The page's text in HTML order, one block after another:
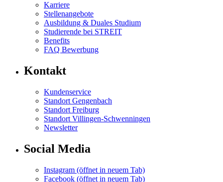
Karriere
Stellenangebote
Ausbildung & Duales Studium
Studierende bei STREIT
Benefits
FAQ Bewerbung
Kontakt
Kundenservice
Standort Gengenbach
Standort Freiburg
Standort Villingen-Schwenningen
Newsletter
Social Media
Instagram (öffnet in neuem Tab)
Facebook (öffnet in neuem Tab)